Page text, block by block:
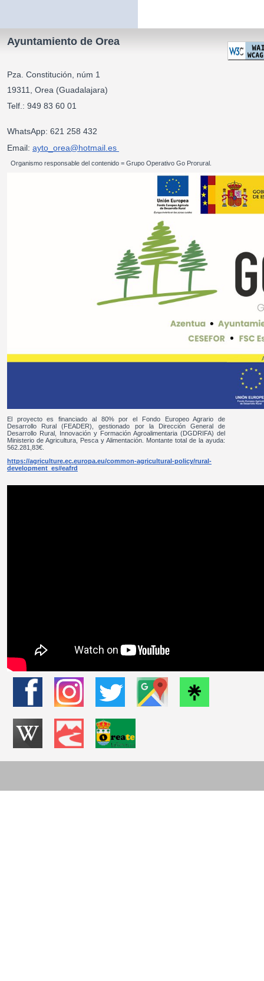
Ayuntamiento de Orea
Pza. Constitución, núm 1
19311, Orea (Guadalajara)
Telf.: 949 83 60 01
WhatsApp: 621 258 432
Email: ayto_orea@hotmail.es
Organismo responsable del contenido = Grupo Operativo Go Prorural.
El proyecto es financiado al 80% por el Fondo Europeo Agrario de
Desarrollo Rural (FEADER), gestionado por la Dirección General de
Desarrollo Rural, Innovación y Formación Agroalimentaria (DGDRIFA) del
Ministerio de Agricultura, Pesca y Alimentación. Montante total de la ayuda:
562.281,83€.
https://agriculture.ec.europa.eu/common-agricultural-policy/rural-
development_es#eafrd